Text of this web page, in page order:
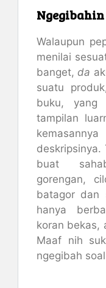
Walaupun
menilai
banget, da
suatu
buku,
tampilan
deskripsinya.
buat
gorengan,
batagor dan
hanya
koran bekas,
Maaf nih
ngegibah